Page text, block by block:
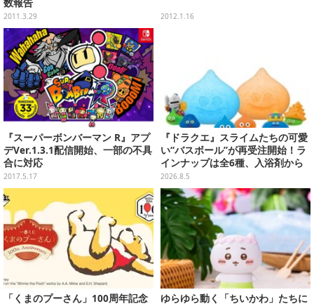
2011.3.29 2012.1.16
『スーパーボンバーマン R』アプ
デVer.1.3.1配信開始、一部の不具
合に対応
2017.5.17
『ドラクエ』スライムたちの可愛
い“バスボール”が再受注開始！ラ
インナップは全6種、入浴剤から
モンスターのフィギュアが出てく
る
2026.8.5
「くまのプーさん」100周年記念 ゆらゆら動く「ちいかわ」たちに